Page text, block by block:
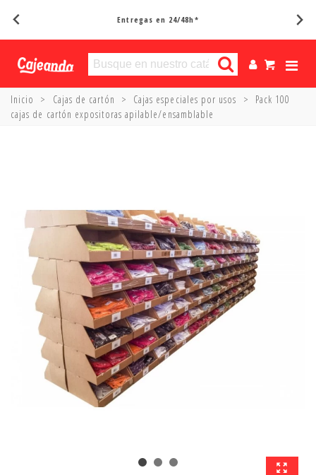
Entregas en 24/48h*
Inicio > Cajas de cartón > Cajas especiales por usos >
Pack 100
cajas de cartón expositoras apilable/ensamblable